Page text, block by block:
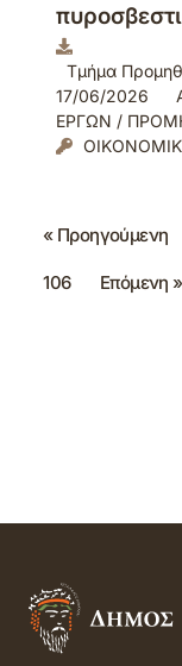
Τμήμα
17/06/2026
ΕΡΓΩΝ /
« Προηγούμενη
106 Επόμενη »